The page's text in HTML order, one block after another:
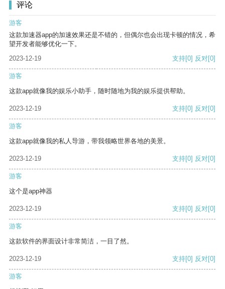
评论
游客
这款加速器app的加速效果还是不错的，但偶尔也会出现卡顿的情况，希
望开发者能够优化一下。
2023-12-19
支持[0] 反对[0]
游客
这款app就像我的娱乐小助手，随时随地为我的娱乐提供帮助。
2023-12-19 支持[0] 反对[0]
游客
这款app就像我的私人导游，带我领略世界各地的美景。
2023-12-19 支持[0] 反对[0]
游客
这个是app神器
2023-12-19 支持[0] 反对[0]
游客
这款软件的界面设计非常简洁，一目了然。
2023-12-19 支持[0] 反对[0]
游客